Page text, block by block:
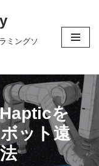
ミングソ
を
ット遠